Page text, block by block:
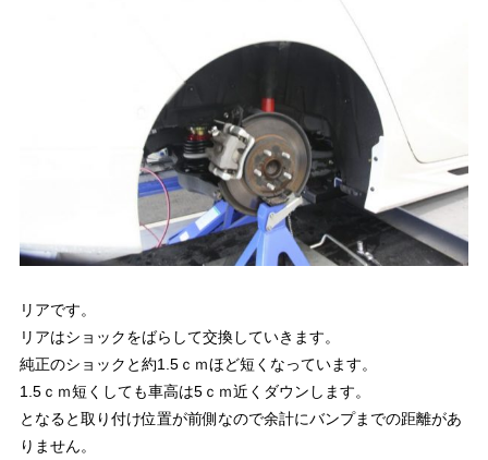
リアです。
リアはショックをばらして交換していきます。
純正のショックと約1.5ｃｍほど短くなっています。
1.5ｃｍ短くしても車高は5ｃｍ近くダウンします。
となると取り付け位置が前側なので余計にバンプまでの距離があ
りません。